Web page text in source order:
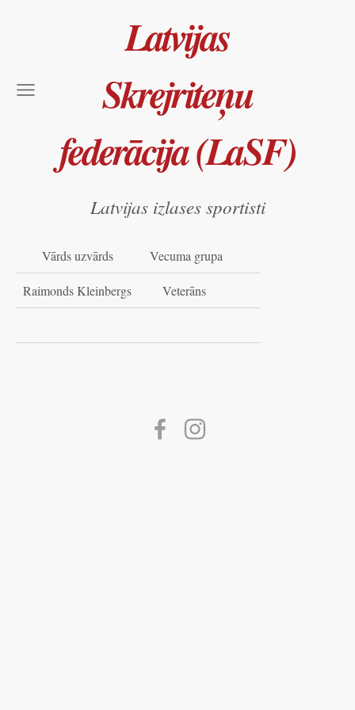
Latvijas
Skrejriteņu
federācija (LaSF)
Latvijas izlases sportisti
Vārds uzvārds Vecuma grupa
Raimonds Kleinbergs Veterāns